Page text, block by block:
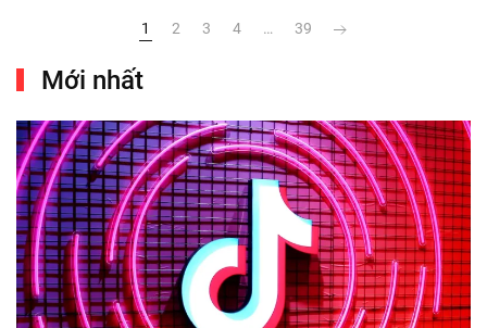
1 2 3 4 … 39
Mới nhất